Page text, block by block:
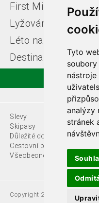
Tyto
nástroje
analýzy
stránek
First Minute
Lyžování v Itálii
Léto na horách
Destinace
Slevy
Skipasy
Důležité dokumenty
Cestovní pojištění
Všeobecné podmínky
Copyright 2021 Fede, s.r.o.